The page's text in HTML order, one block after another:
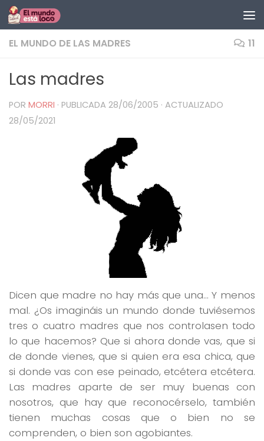
Saltar al contenido
EL MUNDO DE LAS MADRES 11
Las madres
POR MORRI · PUBLICADA 28/06/2005 · ACTUALIZADO
28/05/2021
Dicen que madre no hay más que una… Y menos
mal. ¿Os imagináis un mundo donde tuviésemos
tres o cuatro madres que nos controlasen todo
lo que hacemos? Que si ahora donde vas, que si
de donde vienes, que si quien era esa chica, que
si donde vas con ese peinado, etcétera etcétera.
Las madres aparte de ser muy buenas con
nosotros, que hay que reconocérselo, también
tienen muchas cosas que o bien no se
comprenden, o bien son agobiantes.